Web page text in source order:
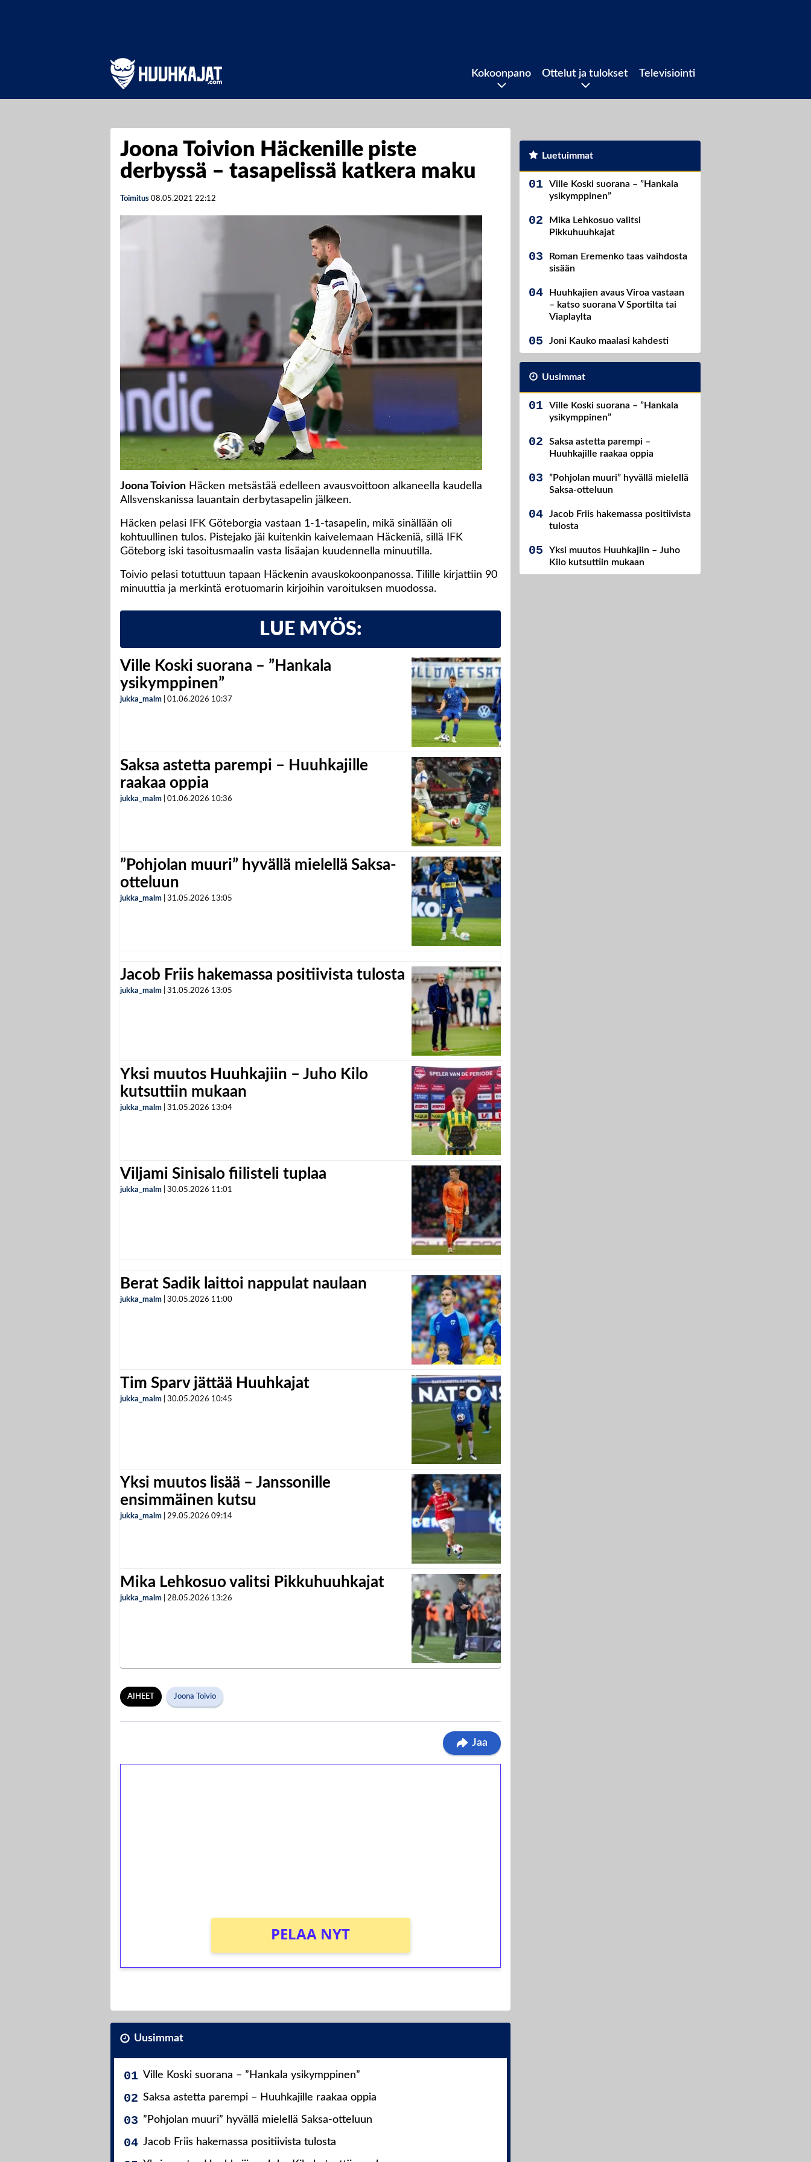
Kokoonpano Ottelut ja tulokset Televisiointi
Joona Toivion Häckenille piste
derbyssä – tasapelissä katkera maku
Toimitus 08.05.2021 22:12
Joona Toivion Häcken metsästää edelleen avausvoittoon alkaneella kaudella
Allsvenskanissa lauantain derbytasapelin jälkeen.
Häcken pelasi IFK Göteborgia vastaan 1-1-tasapelin, mikä sinällään oli
kohtuullinen tulos. Pistejako jäi kuitenkin kaivelemaan Häckeniä, sillä IFK
Göteborg iski tasoitusmaalin vasta lisäajan kuudennella minuutilla.
Toivio pelasi totuttuun tapaan Häckenin avauskokoonpanossa. Tilille kirjattiin 90
minuuttia ja merkintä erotuomarin kirjoihin varoituksen muodossa.
LUE MYÖS:
Ville Koski suorana – ”Hankala
ysikymppinen”
jukka_malm 01.06.2026 10:37
Saksa astetta parempi – Huuhkajille
raakaa oppia
jukka_malm 01.06.2026 10:36
”Pohjolan muuri” hyvällä mielellä Saksa-
otteluun
jukka_malm 31.05.2026 13:05
Jacob Friis hakemassa positiivista tulosta
jukka_malm 31.05.2026 13:05
Yksi muutos Huuhkajiin – Juho Kilo
kutsuttiin mukaan
jukka_malm 31.05.2026 13:04
Viljami Sinisalo fiilisteli tuplaa
jukka_malm 30.05.2026 11:01
Berat Sadik laittoi nappulat naulaan
jukka_malm 30.05.2026 11:00
Tim Sparv jättää Huuhkajat
jukka_malm 30.05.2026 10:45
Yksi muutos lisää – Janssonille
ensimmäinen kutsu
jukka_malm 29.05.2026 09:14
Mika Lehkosuo valitsi Pikkuhuuhkajat
jukka_malm 28.05.2026 13:26
AIHEET Joona Toivio
Jaa
PELAA NYT
Uusimmat
Ville Koski suorana – ”Hankala ysikymppinen”
Saksa astetta parempi – Huuhkajille raakaa oppia
”Pohjolan muuri” hyvällä mielellä Saksa-otteluun
Jacob Friis hakemassa positiivista tulosta
Luetuimmat
Ville Koski suorana – ”Hankala
ysikymppinen”
Mika Lehkosuo valitsi
Pikkuhuuhkajat
Roman Eremenko taas vaihdosta
sisään
Huuhkajien avaus Viroa vastaan
– katso suorana V Sportilta tai
Viaplaylta
Joni Kauko maalasi kahdesti
Uusimmat
Ville Koski suorana – ”Hankala
ysikymppinen”
Saksa astetta parempi –
Huuhkajille raakaa oppia
”Pohjolan muuri” hyvällä mielellä
Saksa-otteluun
Jacob Friis hakemassa positiivista
tulosta
Yksi muutos Huuhkajiin – Juho
Kilo kutsuttiin mukaan